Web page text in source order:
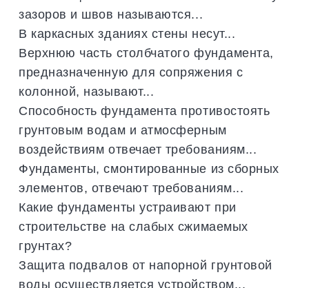
зазоров и швов называются...
В каркасных зданиях стены несут...
Верхнюю часть столбчатого фундамента,
предназначенную для сопряжения с
колонной, называют...
Способность фундамента противостоять
грунтовым водам и атмосферным
воздействиям отвечает требованиям...
Фундаменты, смонтированные из сборных
элементов, отвечают требованиям...
Какие фундаменты устраивают при
строительстве на слабых сжимаемых
грунтах?
Защита подвалов от напорной грунтовой
воды осуществляется устройством...